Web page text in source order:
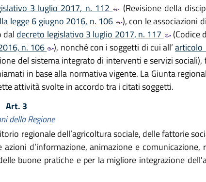
3 luglio 2017, n. 112
(Revisione della
legge 6 giugno 2016, n. 106
), con le associazioni
dal decreto legislativo 3 luglio 2017, n. 117
(Codice
n. 106 ), nonché con i soggetti di cui all’articolo
del sistema integrato di interventi e servizi
in base alla normativa vigente. La Giunta
attività svolte in accordo tra i citati soggetti.
Art. 3
della Regione
regionale dell’agricoltura sociale, delle fattorie
d’informazione, animazione e comunicazione,
buone pratiche e per la migliore integrazione